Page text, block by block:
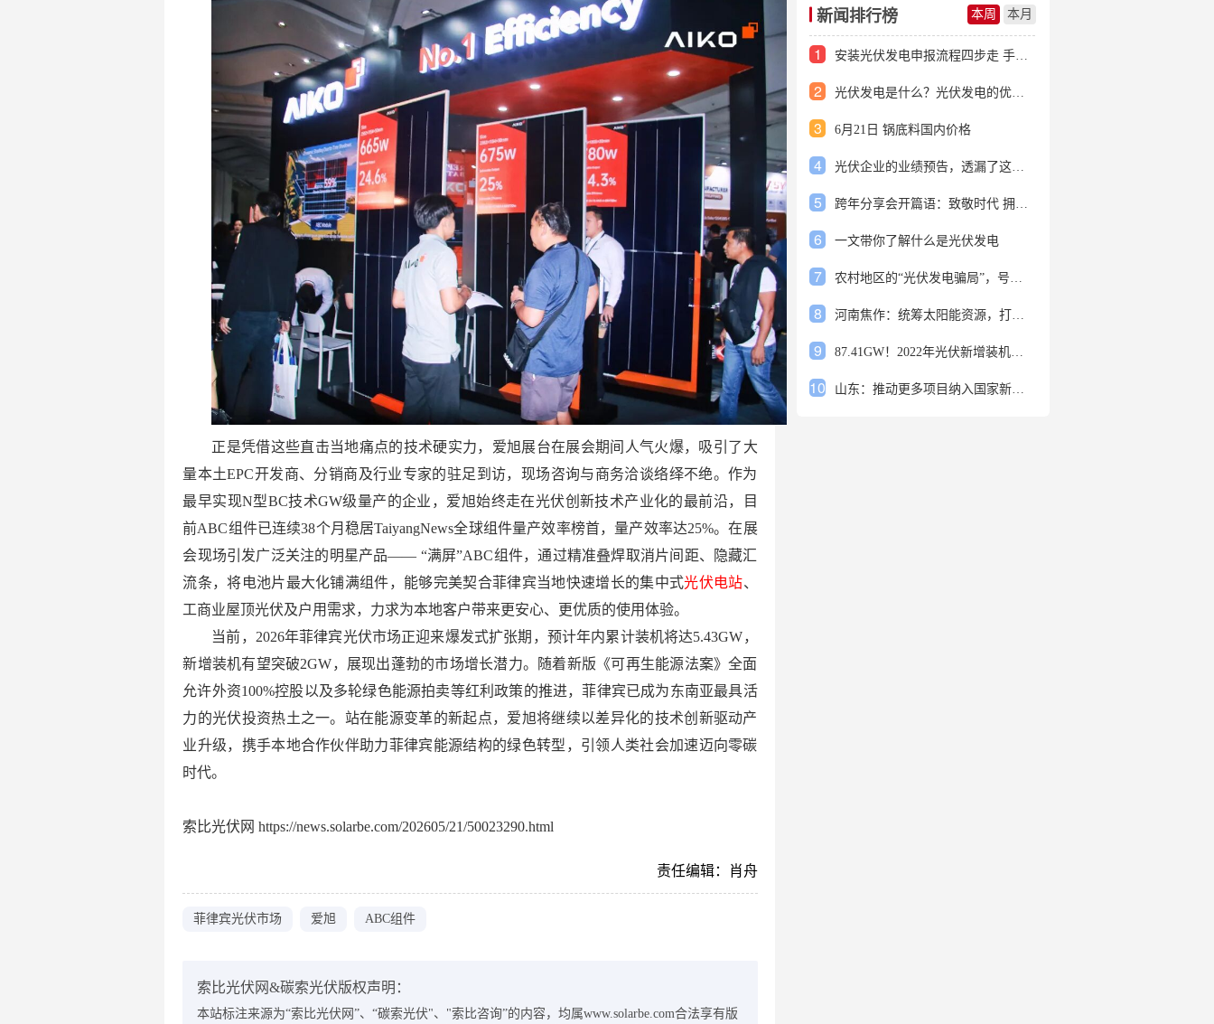
正是凭借这些直击当地痛点的技术硬实力，爱旭展台在展会期间人气火爆，吸引了大
量本土EPC开发商、分销商及行业专家的驻足到访，现场咨询与商务洽谈络绎不绝。作为
最早实现N型BC技术GW级量产的企业，爱旭始终走在光伏创新技术产业化的最前沿，目
前ABC组件已连续38个月稳居TaiyangNews全球组件量产效率榜首，量产效率达25%。在展
会现场引发广泛关注的明星产品—— “满屏”ABC组件，通过精准叠焊取消片间距、隐藏汇
流条，将电池片最大化铺满组件，能够完美契合菲律宾当地快速增长的集中式光伏电站、
工商业屋顶光伏及户用需求，力求为本地客户带来更安心、更优质的使用体验。
当前，2026年菲律宾光伏市场正迎来爆发式扩张期，预计年内累计装机将达5.43GW，
新增装机有望突破2GW，展现出蓬勃的市场增长潜力。随着新版《可再生能源法案》全面
允许外资100%控股以及多轮绿色能源拍卖等红利政策的推进，菲律宾已成为东南亚最具活
力的光伏投资热土之一。站在能源变革的新起点，爱旭将继续以差异化的技术创新驱动产
业升级，携手本地合作伙伴助力菲律宾能源结构的绿色转型，引领人类社会加速迈向零碳
时代。
索比光伏网 https://news.solarbe.com/202605/21/50023290.html
责任编辑：肖舟
菲律宾光伏市场 爱旭 ABC组件
索比光伏网&碳索光伏版权声明：
本站标注来源为“索比光伏网”、“碳索光伏"、"索比咨询”的内容，均属www.solarbe.com合法享有版
新闻排行榜 本周 本月
1 安装光伏发电申报流程四步走 手把手教你装起光伏电站
2 光伏发电是什么？光伏发电的优缺点有哪些？
3 6月21日 锅底料国内价格
4 光伏企业的业绩预告，透漏了这些信号
5 跨年分享会开篇语：致敬时代 拥抱变革
6 一文带你了解什么是光伏发电
7 农村地区的“光伏发电骗局”，号称能用屋顶赚钱，不少人已经上当
8 河南焦作：统筹太阳能资源，打造百万千瓦级光伏基地
9 87.41GW！2022年光伏新增装机规模发布
10 山东：推动更多项目纳入国家新增风光大基地项目